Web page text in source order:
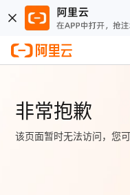
非常抱歉
该页面暂时无法访问，您